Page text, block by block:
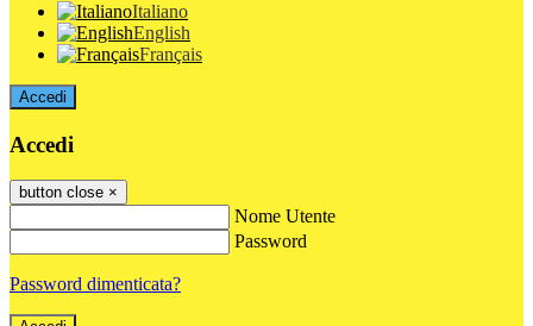
Italiano
English
Français
Accedi
Accedi
button close ×
Nome Utente
Password
Password dimenticata?